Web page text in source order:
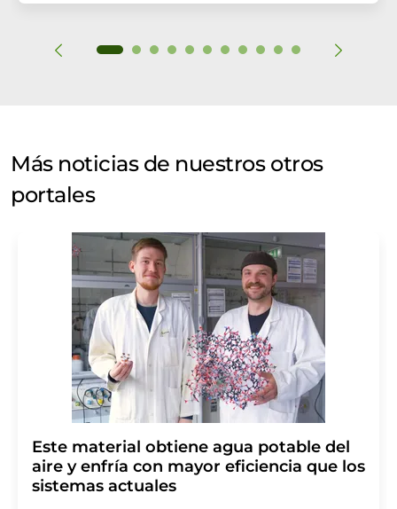
Más noticias de nuestros otros
portales
Este material obtiene agua potable del
aire y enfría con mayor eficiencia que los
sistemas actuales